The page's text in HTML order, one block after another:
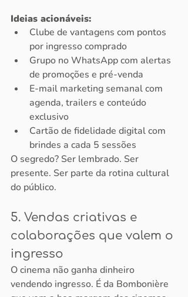
Ideias acionáveis:
Clube de vantagens com pontos
por ingresso comprado
Grupo no WhatsApp com alertas
de promoções e pré-venda
E-mail marketing semanal com
agenda, trailers e conteúdo
exclusivo
Cartão de fidelidade digital com
brindes a cada 5 sessões
O segredo? Ser lembrado. Ser
presente. Ser parte da rotina cultural
do público.
5. Vendas criativas e
colaborações que valem o
ingresso
O cinema não ganha dinheiro
vendendo ingresso. É da Bombonière